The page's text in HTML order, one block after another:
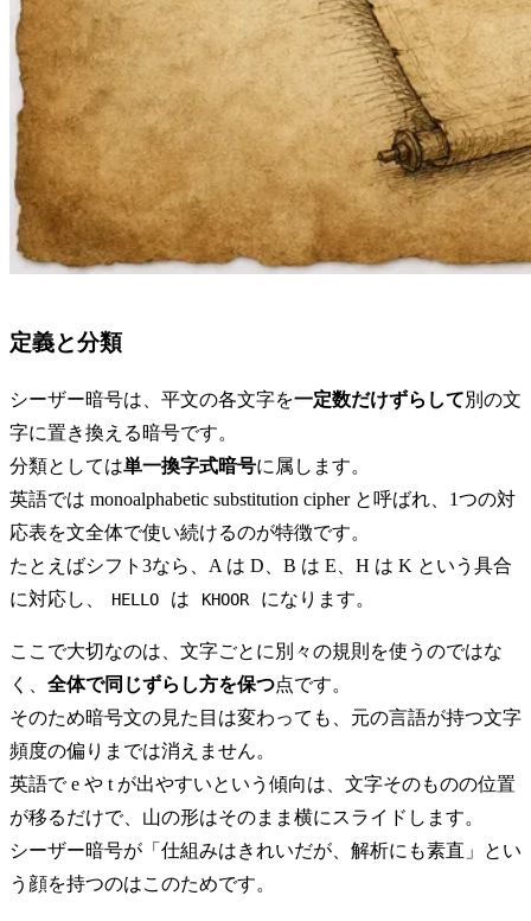
定義と分類
シーザー暗号は、平文の各文字を一定数だけずらして別の文
字に置き換える暗号です。
分類としては単一換字式暗号に属します。
英語では monoalphabetic substitution cipher と呼ばれ、1つの対
応表を文全体で使い続けるのが特徴です。
たとえばシフト3なら、A は D、B は E、H は K という具合
に対応し、
HELLO は KHOOR になります。
ここで大切なのは、文字ごとに別々の規則を使うのではな
く、 全体で同じずらし方を保つ点です。
そのため暗号文の見た目は変わっても、元の言語が持つ文字
頻度の偏りまでは消えません。
英語で e や t が出やすいという傾向は、文字そのものの位置
が移るだけで、山の形はそのまま横にスライドします。
シーザー暗号が「仕組みはきれいだが、解析にも素直」とい
う顔を持つのはこのためです。